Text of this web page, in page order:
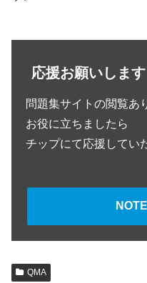
応援お願いします
問題集サイトの閲覧あ
お役に立ちましたら
チップにて応援してい
QMA